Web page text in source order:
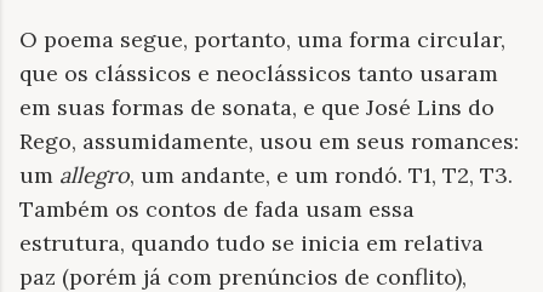
O poema segue, portanto, uma forma circular,
que os clássicos e neoclássicos tanto usaram
em suas formas de sonata, e que José Lins do
Rego, assumidamente, usou em seus romances:
um allegro, um andante, e um rondó. T1, T2, T3.
Também os contos de fada usam essa
estrutura, quando tudo se inicia em relativa
paz (porém já com prenúncios de conflito),